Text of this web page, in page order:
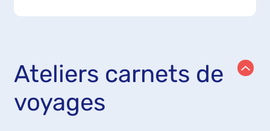
Ateliers carnets de
voyages